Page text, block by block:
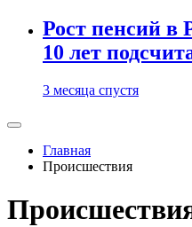
Рост пенсий в
10 лет
3 месяца спустя
Главная
Происшествия